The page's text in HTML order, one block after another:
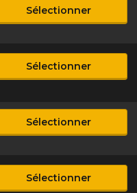
Sélectionner
Sélectionner
Sélectionner
Sélectionner